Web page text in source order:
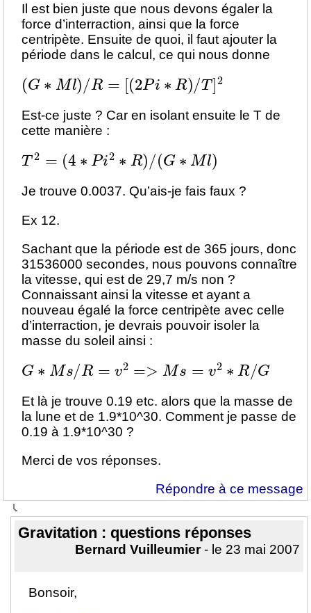
Il est bien juste que nous devons égaler la
force d’interraction, ainsi que la force
centripète. Ensuite de quoi, il faut ajouter la
période dans le calcul, ce qui nous donne
(G∗ M l)/R =[ Pi∗R) ]2
Est-ce juste ? Car en isolant ensuite le T de
cette manière :
T2 ∗ 2∗R /(G ∗M
Je trouve 0.0037. Qu’ais-je fais faux ?
Ex 12.
Sachant que la période est de 365 jours, donc
31536000 secondes, nous pouvons connaître
la vitesse, qui est de 29,7 m/s non ?
Connaissant ainsi la vitesse et ayant a
nouveau égalé la force centripète avec celle
d’interraction, je devrais pouvoir isoler la
masse du soleil ainsi :
G M s R= => v2∗ G
Et là je trouve 0.19 etc. alors que la masse de
la lune et de 1.9*10^30. Comment je passe de
0.19 à 1.9*10^30 ?
Merci de vos réponses.
Répondre à ce message
Gravitation : questions réponses
Bernard Vuilleumier- le 23 mai 2007
Bonsoir,